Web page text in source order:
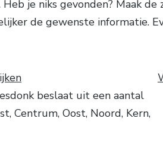
je niks gevonden? Maak
de gewenste informatie.
beslaat uit een aantal
Centrum, Oost, Noord, Kern,